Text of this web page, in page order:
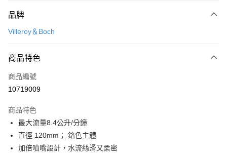
信用卡一次付款
運送方式
宅配
全館免運
免運費
品牌
Villeroy＆Boch
商品特色
商品編號
10719009
商品特色
最大流量8.4公升/分鐘
直徑 120mm； 鉻色主體
加倍噴嘴設計，水流絲滑又柔密